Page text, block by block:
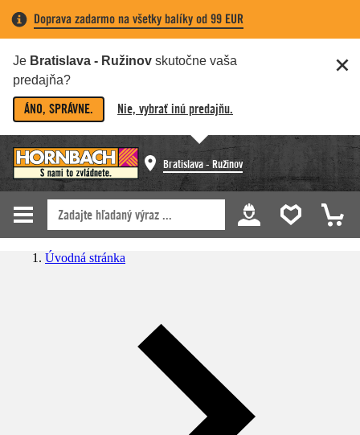
Doprava zadarmo na všetky balíky od 99 EUR
Je Bratislava - Ružinov skutočne vaša
predajňa?
ÁNO, SPRÁVNE. Nie, vybrať inú predajňu.
Bratislava - Ružinov
Úvodná stránka